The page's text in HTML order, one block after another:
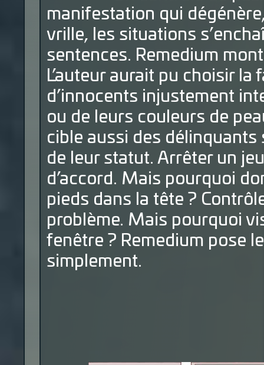
manifestation qui
vrille, les situations
sentences. Remedium
L’auteur aurait pu choisir
d’innocents injustement
ou de leurs couleurs de
cible aussi des
de leur statut. Arrêter un
d’accord. Mais pourquoi
pieds dans la tête ?
problème. Mais pourquoi
fenêtre ? Remedium pose
simplement.